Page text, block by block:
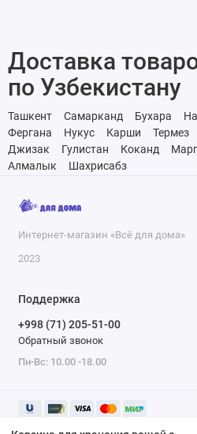
Доставка
по Узбекистану
Ташкент Самарканд Бухара
Фергана
Нукус Карши Термез
Джизак
Гулистан Коканд
Алмалык
Шахрисабз
Интернет-магазин «Всё для дома»
2023
Поддержка
+998 (71) 205-51-00
Обратный звонок
Пн-Вс: 10.00 -18.00